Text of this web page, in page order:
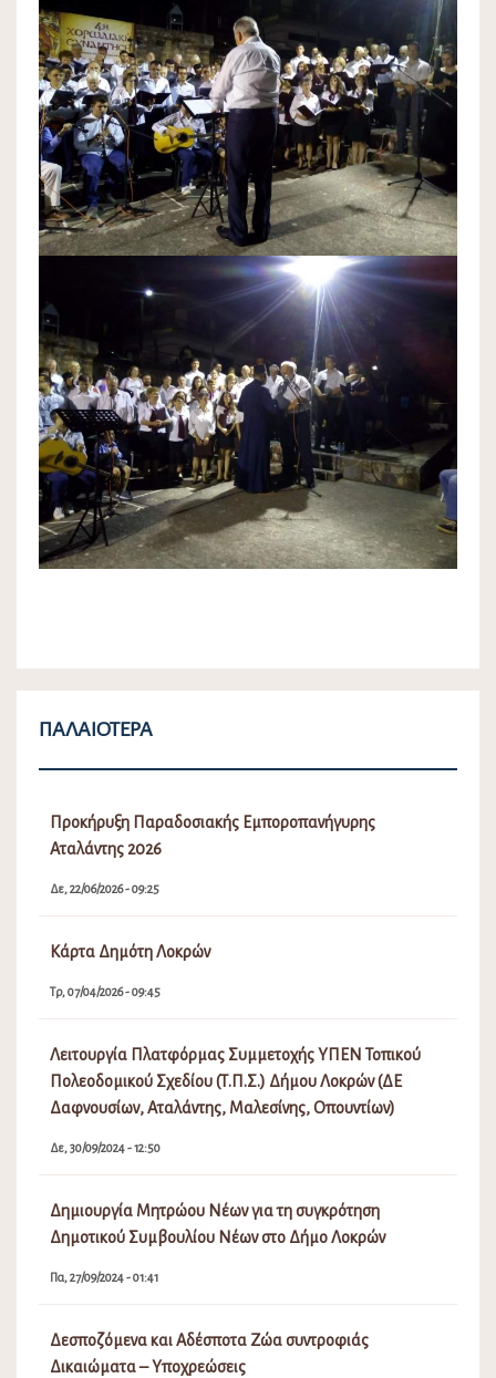
ΠΑΛΑΙΌΤΕΡΑ
Προκήρυξη Παραδοσιακής Εμποροπανήγυρης
Αταλάντης 2026
Δε, 22/06/2026 - 09:25
Κάρτα Δημότη Λοκρών
Τρ, 07/04/2026 - 09:45
Λειτουργία Πλατφόρμας Συμμετοχής ΥΠΕΝ Τοπικού
Πολεοδομικού Σχεδίου (Τ.Π.Σ.) Δήμου Λοκρών (ΔΕ
Δαφνουσίων, Αταλάντης, Μαλεσίνης, Οπουντίων)
Δε, 30/09/2024 - 12:50
Δημιουργία Μητρώου Νέων για τη συγκρότηση
Δημοτικού Συμβουλίου Νέων στο Δήμο Λοκρών
Πα, 27/09/2024 - 01:41
Δεσποζόμενα και Αδέσποτα Ζώα συντροφιάς
Δικαιώματα – Υποχρεώσεις